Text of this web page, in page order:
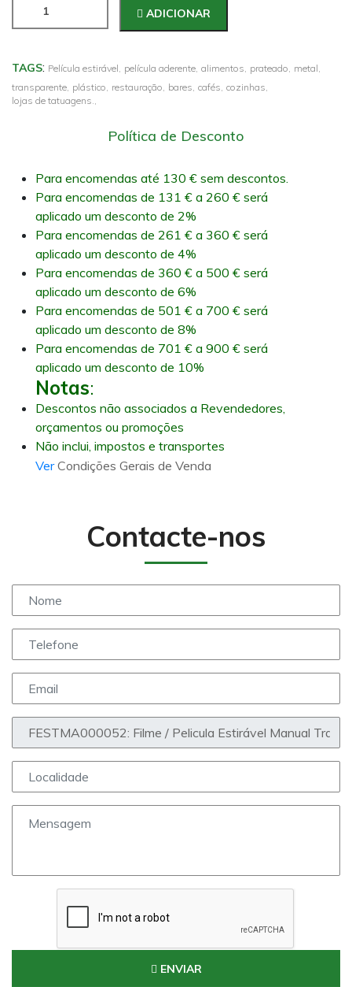
ADICIONAR
TAGS: Película estirável, película aderente, alimentos, prateado, metal,
transparente, plástico, restauração, bares, cafés, cozinhas,
lojas de tatuagens.,
Política de Desconto
Para encomendas até 130 € sem descontos.
Para encomendas de 131 € a 260 € será
aplicado um desconto de 2%
Para encomendas de 261 € a 360 € será
aplicado um desconto de 4%
Para encomendas de 360 € a 500 € será
aplicado um desconto de 6%
Para encomendas de 501 € a 700 € será
aplicado um desconto de 8%
Para encomendas de 701 € a 900 € será
aplicado um desconto de 10%
Notas:
Descontos não associados a Revendedores,
orçamentos ou promoções
Não inclui, impostos e transportes
VerCondições Gerais de Venda
Contacte-nos
ENVIAR